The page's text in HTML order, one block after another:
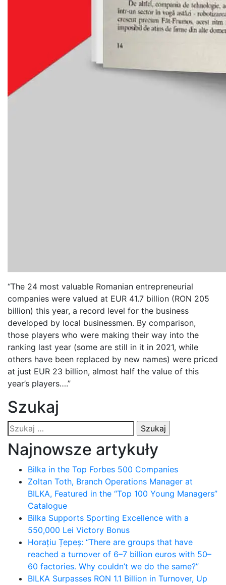
“The 24 most valuable Romanian entrepreneurial
companies were valued at EUR 41.7 billion (RON 205
billion) this year, a record level for the business
developed by local businessmen. By comparison,
those players who were making their way into the
ranking last year (some are still in it in 2021, while
others have been replaced by new names) were priced
at just EUR 23 billion, almost half the value of this
year’s players….”
Szukaj
Szukaj:
Najnowsze artykuły
Bilka in the Top Forbes 500 Companies
Zoltan Toth, Branch Operations Manager at
BILKA, Featured in the “Top 100 Young Managers”
Catalogue
Bilka Supports Sporting Excellence with a
550,000 Lei Victory Bonus
Horațiu Țepeș: “There are groups that have
reached a turnover of 6–7 billion euros with 50–
60 factories. Why couldn’t we do the same?”
BILKA Surpasses RON 1.1 Billion in Turnover, Up